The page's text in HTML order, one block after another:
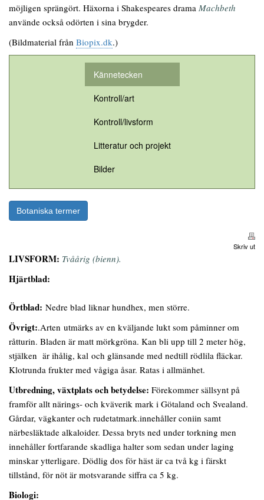
möjligen sprängört. Häxorna i Shakespeares drama Machbeth
använde också odörten i sina brygder.
(Bildmaterial från Biopix.dk.)
Kännetecken
Kontroll/art
Kontroll/livsform
Litteratur och projekt
Bilder
Botaniska termer
Skriv ut
LIVSFORM: Tvåårig (bienn).
Hjärtblad:
Örtblad: Nedre blad liknar hundhex, men större.
Övrigt:.Arten utmärks av en kväljande lukt som påminner om
råtturin. Bladen är matt mörkgröna. Kan bli upp till 2 meter hög,
stjälken är ihålig, kal och glänsande med nedtill rödlila fläckar.
Klotrunda frukter med vågiga åsar. Ratas i allmänhet.
Utbredning, växtplats och betydelse: Förekommer sällsynt på
framför allt närings- och kväverik mark i Götaland och Svealand.
Gårdar, vägkanter och rudetatmark.innehåller coniin samt
närbesläktade alkaloider. Dessa bryts ned under torkning men
innehåller fortfarande skadliga halter som sedan under laging
minskar ytterligare. Dödlig dos för häst är ca två kg i färskt
tillstånd, för nöt är motsvarande siffra ca 5 kg.
Biologi: